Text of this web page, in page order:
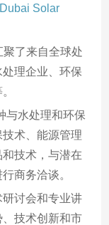
Solar
聚了来自全球处
理企业、环保
与水处理和环保
术、能源管理
技术，与潜在
商务洽谈。
讨会和专业讲
技术创新和市